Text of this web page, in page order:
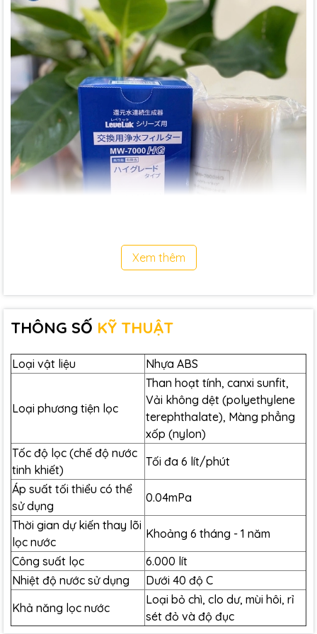
Cấu tạo lõi lọc Kangen Super 501
Bộ lõi lọc MW-7000HG nội địa dùng cho máy Kangen
Super501 sở hữu hệ lọc thông minh với cấu tạo ba tầng
lọc gồm:
Lọc Canxi Sunfit: Giúp loại bỏ Clo, Cloramin
Carbon hoạt tính diệt khuẩn
Lọc cơ học: loại bỏ bùn đất, cặn, chất rắn lơ
lửng
Lõi lọc Kangen Super 501 (Mã Lõi MW-7000HG Nội
Xem thêm
THÔNG SỐ KỸ THUẬT
Loại vật liệu Nhựa ABS
Loại phương tiện lọc
Than hoạt tính, canxi sunfit,
Vải không dệt (polyethylene
terephthalate), Màng phẳng
xốp (nylon)
Tốc độ lọc (chế độ nước
tinh khiết)
Tối đa 6 lít/phút
Áp suất tối thiểu có thể
sử dụng
0.04mPa
Thời gian dự kiến ​​thay lõi
lọc nước
Khoảng 6 tháng - 1 năm
Công suất lọc
6.000 lít
Nhiệt độ nước sử dụng
Dưới 40 độ C
Khả năng lọc nước
Loại bỏ chì, clo dư, mùi hôi, rỉ
sét đỏ và độ đục